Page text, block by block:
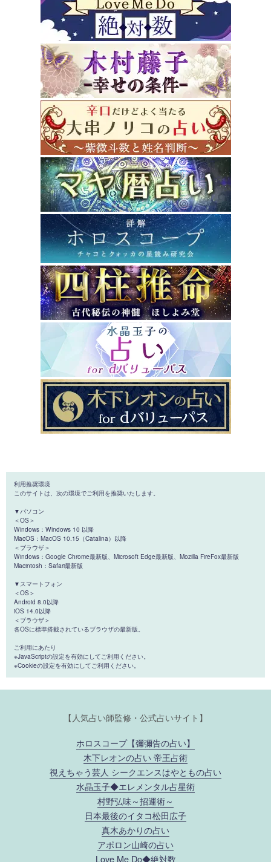
利用推奨環境
このサイトは、次の環境でご利用を推奨いたします。
▼パソコン
＜OS＞
Windows：Windows 10 以降
MacOS：MacOS 10.15（Catalina）以降
＜ブラウザ＞
Windows：Google Chrome最新版、Microsoft Edge最新版、Mozilla FireFox最新版
Macintosh：Safari最新版
▼スマートフォン
＜OS＞
Android 8.0以降
iOS 14.0以降
＜ブラウザ＞
各OSに標準搭載されているブラウザの最新版。
ご利用にあたり
※JavaScriptの設定を有効にしてご利用ください。
※Cookieの設定を有効にしてご利用ください。
【人気占い師監修・公式占いサイト】
ホロスコープ【彌彌告の占い】
木下レオンの占い 帝王占術
視えちゃう芸人 シークエンスはやともの占い
水晶玉子◆エレメンタル占星術
村野弘味～招運術～
日本最後のイタコ松田広子
真木あかりの占い
アポロン山崎の占い
Love Me Do◆絶対数